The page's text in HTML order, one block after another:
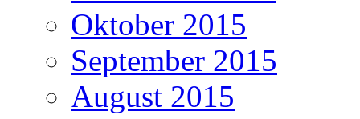
Oktober 2015
September 2015
August 2015